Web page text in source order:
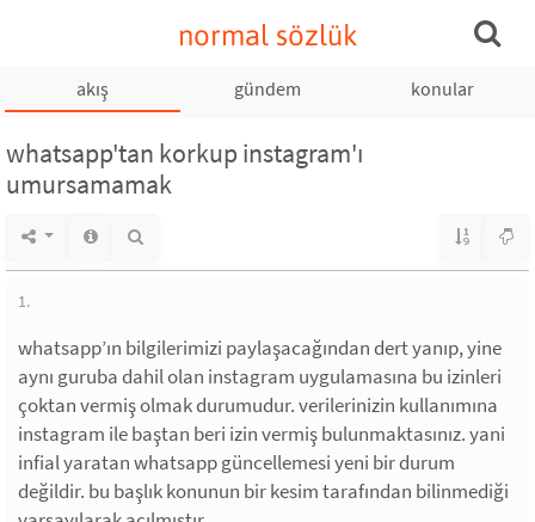
normal sözlük
akış gündem konular
whatsapp'tan korkup instagram'ı
umursamamak
1.
whatsapp’ın bilgilerimizi paylaşacağından dert yanıp, yine
aynı guruba dahil olan instagram uygulamasına bu izinleri
çoktan vermiş olmak durumudur. verilerinizin kullanımına
instagram ile baştan beri izin vermiş bulunmaktasınız. yani
infial yaratan whatsapp güncellemesi yeni bir durum
değildir. bu başlık konunun bir kesim tarafından bilinmediği